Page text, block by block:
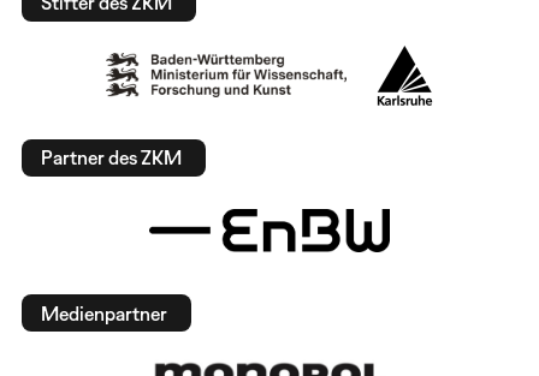
Partner des ZKM
Medienpartner